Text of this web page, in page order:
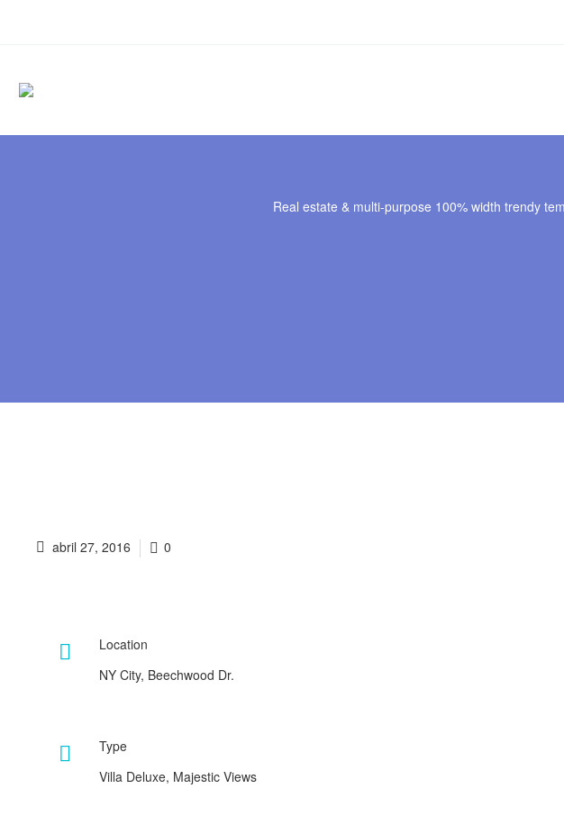
Real estate & multi-purpose 100% width trendy
abril 27, 2016 0

Location
NY City, Beechwood Dr.

Type
Villa Deluxe, Majestic Views